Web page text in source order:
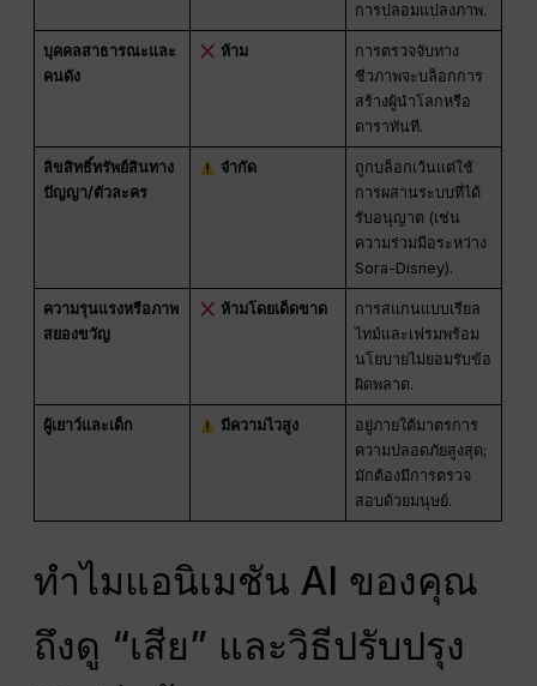
การปลอมแปลงภาพ.
บุคคลสาธารณะและ
คนดัง
ห้าม
การตรวจจับทาง
ชีวภาพจะบล็อกการ
สร้างผู้นำโลกหรือ
ดาราทันที.
ลิขสิทธิ์ทรัพย์สินทาง
ปัญญา/ตัวละคร
จำกัด
ถูกบล็อกเว้นแต่ใช้
การผสานระบบที่ได้
รับอนุญาต (เช่น
ความร่วมมือระหว่าง
Sora-Disney).
ความรุนแรงหรือภาพ
สยองขวัญ
ห้ามโดยเด็ดขาด
การสแกนแบบเรียล
ไทม์และเฟรมพร้อม
นโยบายไม่ยอมรับข้อ
ผิดพลาด.
ผู้เยาว์และเด็ก มีความไวสูง
อยู่ภายใต้มาตรการ
ความปลอดภัยสูงสุด;
มักต้องมีการตรวจ
สอบด้วยมนุษย์.
ทำไมแอนิเมชัน AI ของคุณ
ถึงดู “เสีย” และวิธีปรับปรุง